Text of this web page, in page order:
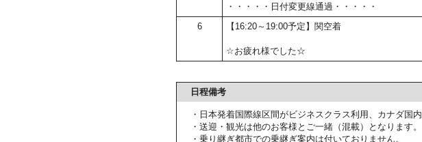
・・・・・日付変更線通過・・・・・
6 【16:20～19:00予定】関空着
☆お疲れ様でした☆
日程備考
・日本発着国際線区間がビジネスクラス利用、カナダ国
・送迎・観光は他のお客様とご一緒（混載）となります
・乗り継ぎ都市での乗継ぎ案内は付いておりません。